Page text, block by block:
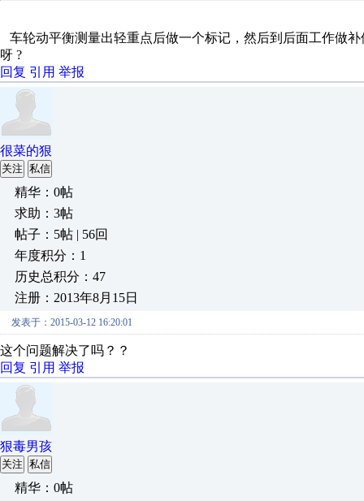
车轮动平衡测量出轻重点后做一个标记，然后到后面工作做
呀 ?
回复 引用 举报
很菜的狠
关注 私信
精华：0帖
求助：3帖
帖子：5帖 | 56回
年度积分：1
历史总积分：47
注册：2013年8月15日
发表于：2015-03-12 16:20:01
这个问题解决了吗？？
回复 引用 举报
狠毒男孩
关注 私信
精华：0帖